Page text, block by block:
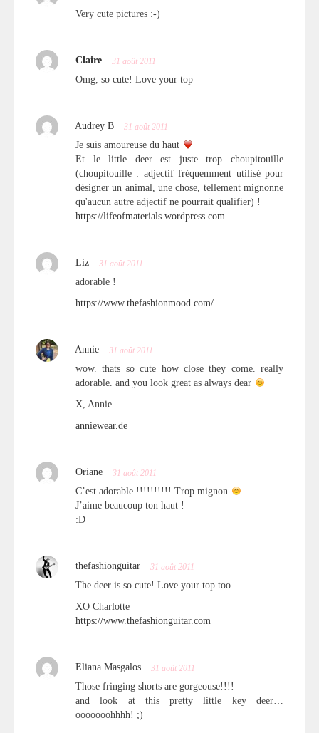
Very cute pictures :-)
Claire 31 août 2011
Omg, so cute! Love your top
Audrey B 31 août 2011
Je suis amoureuse du haut
Et le little deer est juste trop choupitouille
(choupitouille : adjectif fréquemment utilisé pour
désigner un animal, une chose, tellement mignonne
qu'aucun autre adjectif ne pourrait qualifier) !
https://lifeofmaterials.wordpress.com
Liz 31 août 2011
adorable !
https://www.thefashionmood.com/
Annie 31 août 2011
wow. thats so cute how close they come. really
adorable. and you look great as always dear
X, Annie
anniewear.de
Oriane 31 août 2011
C’est adorable !!!!!!!!!! Trop mignon
J’aime beaucoup ton haut !
:D
thefashionguitar 31 août 2011
The deer is so cute! Love your top too
XO Charlotte
https://www.thefashionguitar.com
Eliana Masgalos 31 août 2011
Those fringing shorts are gorgeouse!!!!
and look at this pretty little key deer…
ooooooohhhh! ;)